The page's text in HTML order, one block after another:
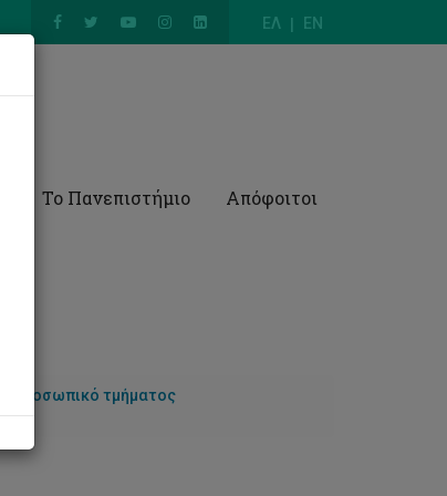
ΕΛ EN
Το Πανεπιστήμιο Απόφοιτοι
Προσωπικό τμήματος